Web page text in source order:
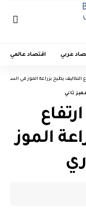
عربي اقتصاد عالمي
التكاليف يطيح بزراعة الموز في
ثاني
الموز